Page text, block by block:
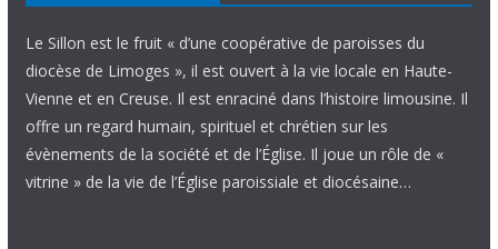
Le Sillon est le fruit « d’une coopérative de paroisses du
diocèse de Limoges », il est ouvert à la vie locale en Haute-
Vienne et en Creuse. Il est enraciné dans l’histoire limousine. Il
offre un regard humain, spirituel et chrétien sur les
évènements de la société et de l’Église. Il joue un rôle de «
vitrine » de la vie de l’Église paroissiale et diocésaine…